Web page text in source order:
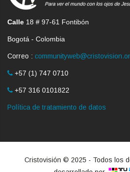
Calle 18 # 97-61 Fontibón
Bogotá - Colombia
Correo :
+57 (1) 747 0710
+57 316 0101822
Política de tratamiento de datos
Cristovisión © 2025 - Todos los